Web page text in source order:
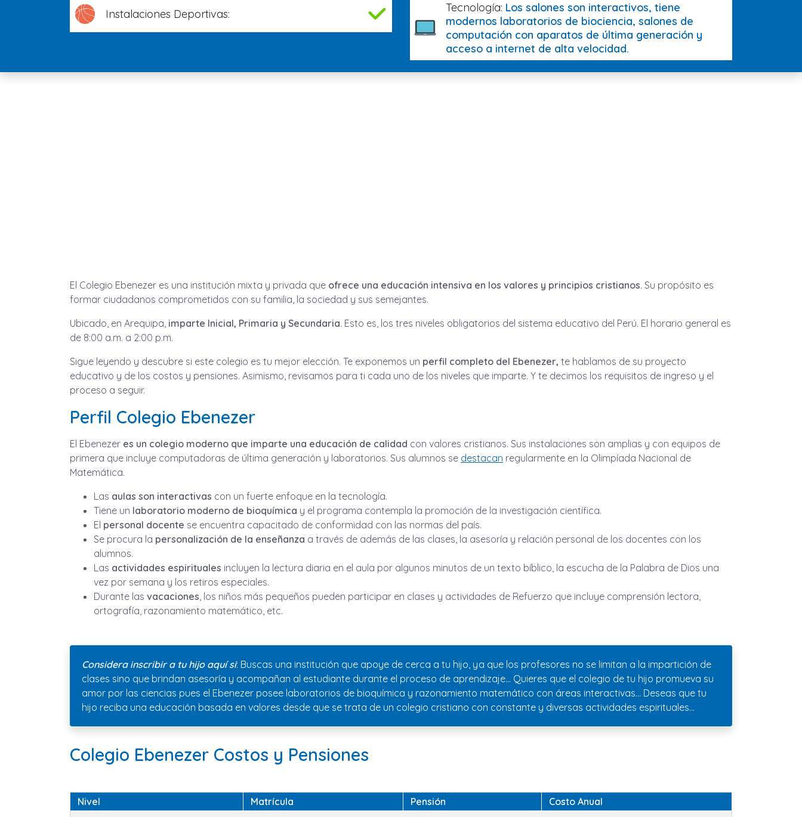
Instalaciones Deportivas: Tecnología: Los salones son interactivos, tiene
modernos laboratorios de biociencia, salones de
computación con aparatos de última generación y
acceso a internet de alta velocidad.
El Colegio Ebenezer es una institución mixta y privada que ofrece una educación intensiva en los valores y principios cristianos. Su propósito es
formar ciudadanos comprometidos con su familia, la sociedad y sus semejantes.
Ubicado, en Arequipa, imparte Inicial, Primaria y Secundaria. Esto es, los tres niveles obligatorios del sistema educativo del Perú. El horario general es
de 8:00 a.m. a 2:00 p.m.
Sigue leyendo y descubre si este colegio es tu mejor elección. Te exponemos un perfil completo del Ebenezer, te hablamos de su proyecto
educativo y de los costos y pensiones. Asimismo, revisamos para ti cada uno de los niveles que imparte. Y te decimos los requisitos de ingreso y el
proceso a seguir.
Perfil Colegio Ebenezer
El Ebenezer es un colegio moderno que imparte una educación de calidad con valores cristianos. Sus instalaciones son amplias y con equipos de
primera que incluye computadoras de última generación y laboratorios. Sus alumnos se destacan regularmente en la Olimpíada Nacional de
Matemática.
Las aulas son interactivas con un fuerte enfoque en la tecnología.
Tiene un laboratorio moderno de bioquímica y el programa contempla la promoción de la investigación científica.
El personal docente se encuentra capacitado de conformidad con las normas del país.
Se procura la personalización de la enseñanza a través de además de las clases, la asesoría y relación personal de los docentes con los
alumnos.
Las actividades espirituales incluyen la lectura diaria en el aula por algunos minutos de un texto bíblico, la escucha de la Palabra de Dios una
vez por semana y los retiros especiales.
Durante las vacaciones, los niños más pequeños pueden participar en clases y actividades de Refuerzo que incluye comprensión lectora,
ortografía, razonamiento matemático, etc.
Considera inscribir a tu hijo aquí si: Buscas una institución que apoye de cerca a tu hijo, ya que los profesores no se limitan a la impartición de
clases sino que brindan asesoría y acompañan al estudiante durante el proceso de aprendizaje… Quieres que el colegio de tu hijo promueva su
amor por las ciencias pues el Ebenezer posee laboratorios de bioquímica y razonamiento matemático con áreas interactivas… Deseas que tu
hijo reciba una educación basada en valores desde que se trata de un colegio cristiano con constante y diversas actividades espirituales…
Colegio Ebenezer Costos y Pensiones
Nivel Matrícula Pensión
Costo Anual